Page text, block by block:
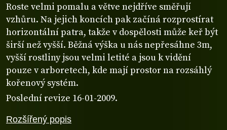
Rozšířený popis
Roste velmi pomalu a větve nejdříve směřují
vzhůru. Na jejich koncích pak začíná rozprostírat
horizontální patra, takže v dospělosti může keř být
širší než vyšší. Běžná výška u nás nepřesáhne 3m,
vyšší rostliny jsou velmi letité a jsou k vidění
pouze v arboretech, kde mají prostor na rozsáhlý
kořenový systém.
Poslední revize 16-01-2009.